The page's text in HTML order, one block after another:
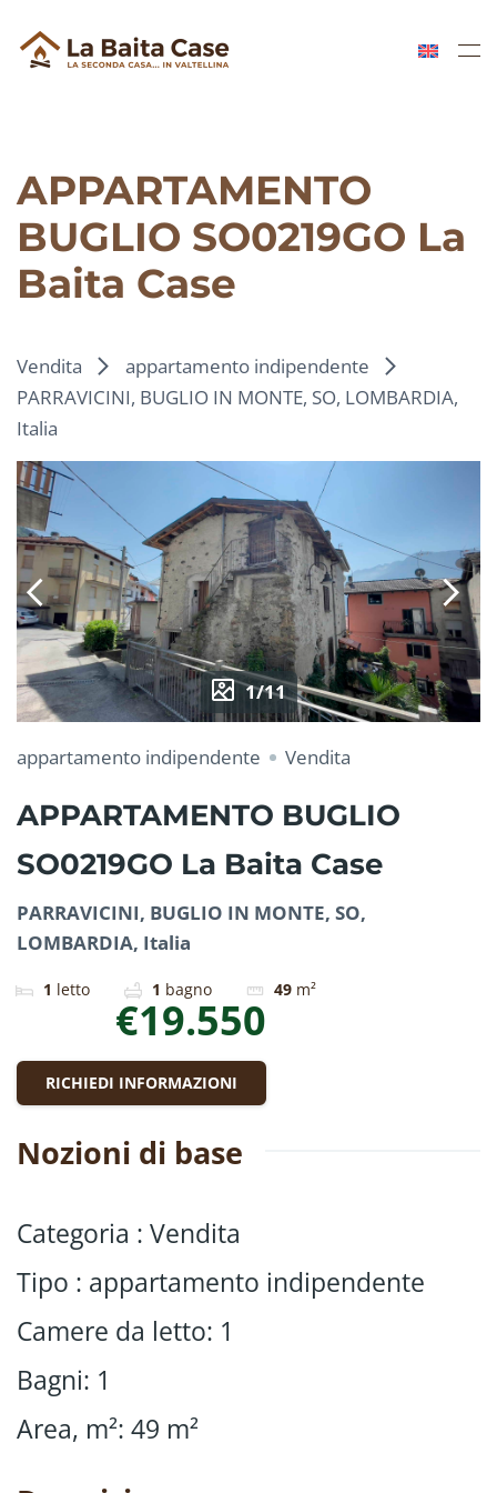
Skip to main content
APPARTAMENTO
BUGLIO SO0219GO La
Baita Case
Vendita
appartamento indipendente
PARRAVICINI, BUGLIO IN MONTE, SO, LOMBARDIA,
Italia
1/11
appartamento indipendente Vendita
APPARTAMENTO BUGLIO
SO0219GO La Baita Case
PARRAVICINI, BUGLIO IN MONTE, SO,
LOMBARDIA, Italia
1 letto 1 bagno 49 m²
€19.550
RICHIEDI INFORMAZIONI
Nozioni di base
Categoria : Vendita
Tipo : appartamento indipendente
Camere da letto: 1
Bagni: 1
Area, m²: 49 m²